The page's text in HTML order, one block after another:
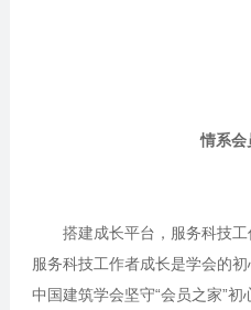
情系会
搭建成长平台，服务科技工
服务科技工作者成长是学会的
中国建筑学会坚守“会员之家”